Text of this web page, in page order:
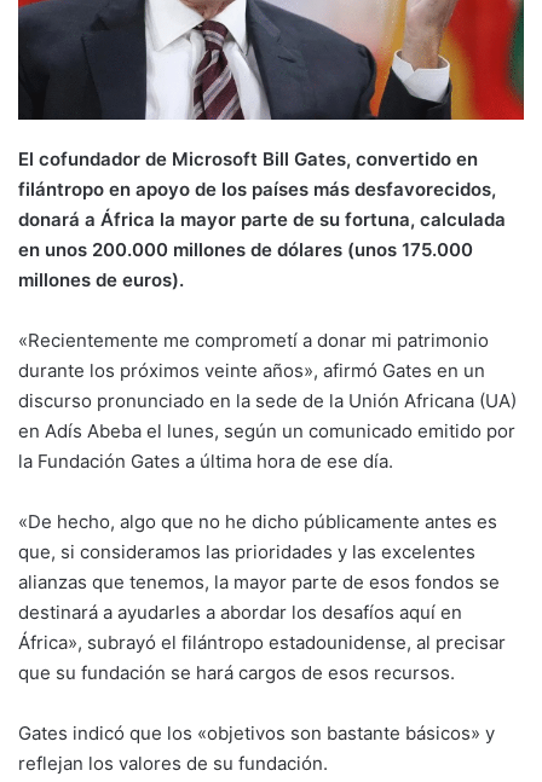
El cofundador de Microsoft Bill Gates, convertido en
filántropo en apoyo de los países más desfavorecidos,
donará a África la mayor parte de su fortuna, calculada
en unos 200.000 millones de dólares (unos 175.000
millones de euros).
«Recientemente me comprometí a donar mi patrimonio
durante los próximos veinte años», afirmó Gates en un
discurso pronunciado en la sede de la Unión Africana (UA)
en Adís Abeba el lunes, según un comunicado emitido por
la Fundación Gates a última hora de ese día.
«De hecho, algo que no he dicho públicamente antes es
que, si consideramos las prioridades y las excelentes
alianzas que tenemos, la mayor parte de esos fondos se
destinará a ayudarles a abordar los desafíos aquí en
África», subrayó el filántropo estadounidense, al precisar
que su fundación se hará cargos de esos recursos.
Gates indicó que los «objetivos son bastante básicos» y
reflejan los valores de su fundación.